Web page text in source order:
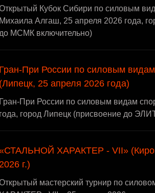
Кубок Сибири по силовым
Михаила Алгаш, 25 апреля 2026 года,
до МСМК включительно)
Гран-При России по силовым
(Липецк, 25 апреля 2026 года)
Гран-При России по силовым видам
года, город Липецк (присвоение до
ХАРАКТЕР - VII»
2026 г.)
мастерский турнир по